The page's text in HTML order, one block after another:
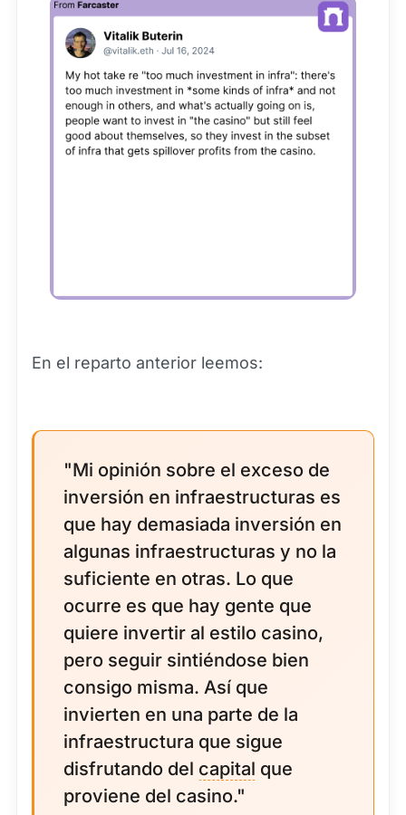
En el reparto anterior leemos:
"Mi opinión sobre el exceso de
inversión en infraestructuras es
que hay demasiada inversión en
algunas infraestructuras y no la
suficiente en otras. Lo que
ocurre es que hay gente que
quiere invertir al estilo casino,
pero seguir sintiéndose bien
consigo misma. Así que
invierten en una parte de la
infraestructura que sigue
disfrutando del capital que
proviene del casino."